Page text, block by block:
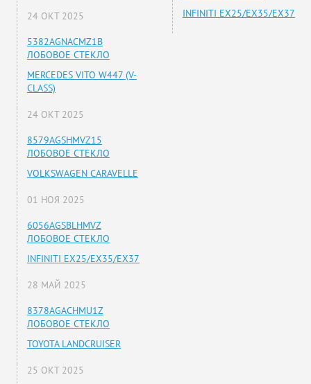
24 ОКТ 2025
5382AGNACMZ1B
ЛОБОВОЕ СТЕКЛО
MERCEDES VITO W447 (V-
CLASS)
24 ОКТ 2025
8579AGSHMVZ15
ЛОБОВОЕ СТЕКЛО
VOLKSWAGEN CARAVELLE
01 НОЯ 2025
6056AGSBLHMVZ
ЛОБОВОЕ СТЕКЛО
INFINITI EX25/EX35/EX37
28 МАЙ 2025
8378AGACHMU1Z
ЛОБОВОЕ СТЕКЛО
TOYOTA LANDCRUISER
25 ОКТ 2025
INFINITI EX25/EX35/EX37